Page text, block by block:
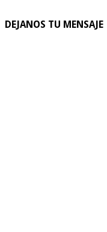
DEJANOS TU MENSAJE